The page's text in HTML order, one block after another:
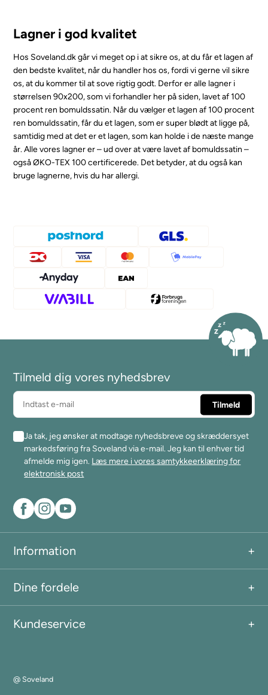
Lagner i god kvalitet
Hos Soveland.dk går vi meget op i at sikre os, at du får et lagen af
den bedste kvalitet, når du handler hos os, fordi vi gerne vil sikre
os, at du kommer til at sove rigtig godt. Derfor er alle lagner i
størrelsen 90x200, som vi forhandler her på siden, lavet af 100
procent ren bomuldssatin. Når du vælger et lagen af 100 procent
ren bomuldssatin, får du et lagen, som er super blødt at ligge på,
samtidig med at det er et lagen, som kan holde i de næste mange
år. Alle vores lagner er – ud over at være lavet af bomuldssatin –
også ØKO-TEX 100 certificerede. Det betyder, at du også kan
bruge lagnerne, hvis du har allergi.
Tilmeld dig vores nyhedsbrev
Ja tak, jeg ønsker at modtage nyhedsbreve og skræddersyet
markedsføring fra Soveland via e-mail. Jeg kan til enhver tid
afmelde mig igen. Læs mere i vores samtykkeerklæring for
elektronisk post
Information
Dine fordele
Kundeservice
@ Soveland